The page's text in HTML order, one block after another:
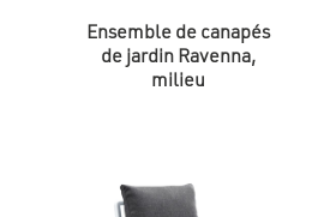
Ensemble de canapés
de jardin Ravenna,
milieu